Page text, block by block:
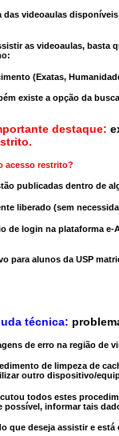
das videoaulas
as videoaulas,
(Exatas,
existe a opção da
destaque:
.
acesso restrito?
publicadas dentro de
liberado (sem
de login na plataforma e-
para alunos da USP
técnica:
de erro na região de
de limpeza de
outro dispositivo/
todos estes
possível, informar tais
que deseja assistir e